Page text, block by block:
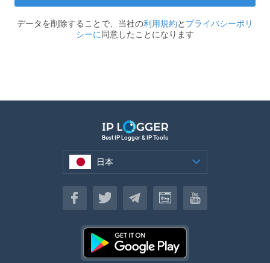
データを削除することで、当社の利用規約と プライバシーポリ
シーに同意したことになります
Best IP Logger & IP Tools
日本
日本